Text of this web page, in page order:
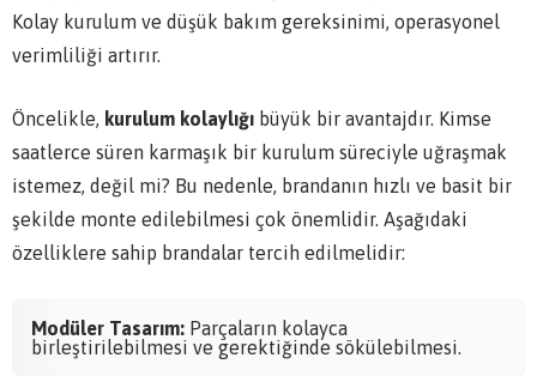
Kolay kurulum ve düşük bakım gereksinimi, operasyonel
verimliliği artırır.
Öncelikle, kurulum kolaylığı büyük bir avantajdır. Kimse
saatlerce süren karmaşık bir kurulum süreciyle uğraşmak
istemez, değil mi? Bu nedenle, brandanın hızlı ve basit bir
şekilde monte edilebilmesi çok önemlidir. Aşağıdaki
özelliklere sahip brandalar tercih edilmelidir:
Modüler Tasarım: Parçaların kolayca
birleştirilebilmesi ve gerektiğinde sökülebilmesi.